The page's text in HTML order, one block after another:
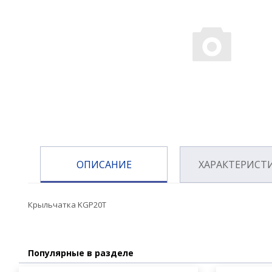
ОПИСАНИЕ
Крыльчатка KGP20T
Популярные в разделе